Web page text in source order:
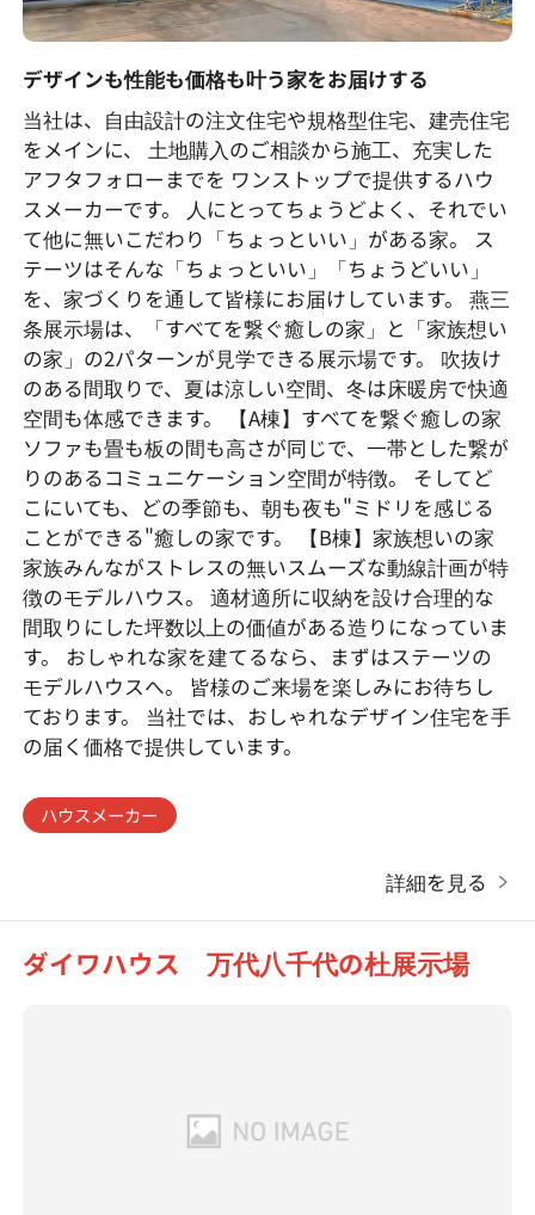
デザインも性能も価格も叶う家をお届けする
当社は、自由設計の注文住宅や規格型住宅、建売住宅
をメインに、 土地購入のご相談から施工、充実した
アフタフォローまでを ワンストップで提供するハウ
スメーカーです。 人にとってちょうどよく、それでい
て他に無いこだわり「ちょっといい」がある家。 ス
テーツはそんな「ちょっといい」「ちょうどいい」
を、家づくりを通して皆様にお届けしています。 燕三
条展示場は、「すべてを繋ぐ癒しの家」と「家族想い
の家」の2パターンが見学できる展示場です。 吹抜け
のある間取りで、夏は涼しい空間、冬は床暖房で快適
空間も体感できます。 【A棟】すべてを繋ぐ癒しの家
ソファも畳も板の間も高さが同じで、一帯とした繋が
りのあるコミュニケーション空間が特徴。 そしてど
こにいても、どの季節も、朝も夜も"ミドリを感じる
ことができる"癒しの家です。 【B棟】家族想いの家
家族みんながストレスの無いスムーズな動線計画が特
徴のモデルハウス。 適材適所に収納を設け合理的な
間取りにした坪数以上の価値がある造りになっていま
す。 おしゃれな家を建てるなら、まずはステーツの
モデルハウスへ。 皆様のご来場を楽しみにお待ちし
ております。 当社では、おしゃれなデザイン住宅を手
の届く価格で提供しています。
ハウスメーカー
詳細を見る
ダイワハウス 万代八千代の杜展示場